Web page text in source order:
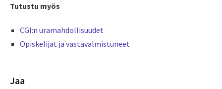
Tutustu myös
CGI:n uramahdollisuudet
Opiskelijat ja vastavalmistuneet
Jaa